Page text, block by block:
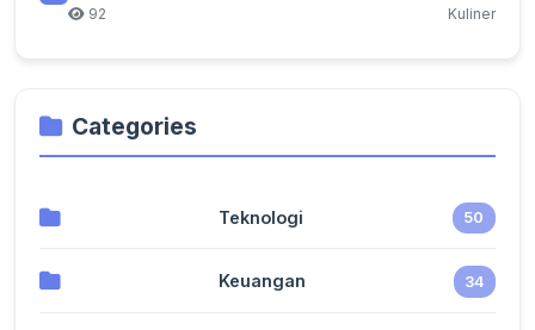
92 Kuliner
Categories
Teknologi 50
Keuangan 34